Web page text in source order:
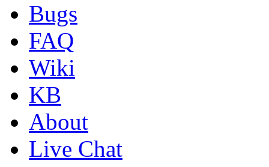
Bugs
FAQ
Wiki
KB
About
Live Chat